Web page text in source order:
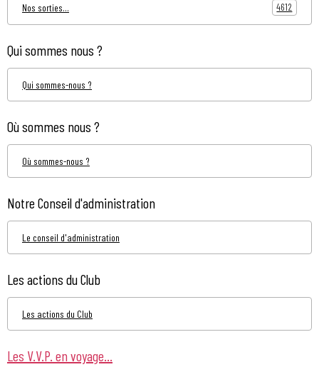
Nos sorties... 4612
Qui sommes nous ?
Qui sommes-nous ?
Où sommes nous ?
Où sommes-nous ?
Notre Conseil d'administration
Le conseil d'administration
Les actions du Club
Les actions du Club
Les V.V.P. en voyage...